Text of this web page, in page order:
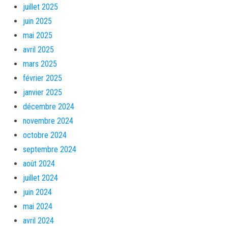
juillet 2025
juin 2025
mai 2025
avril 2025
mars 2025
février 2025
janvier 2025
décembre 2024
novembre 2024
octobre 2024
septembre 2024
août 2024
juillet 2024
juin 2024
mai 2024
avril 2024